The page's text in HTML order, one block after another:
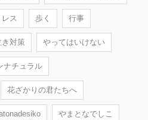
ス 歩く 行事
対策 やってはいけない
ナチュラル
花ざかりの君たちへ
やまとなでしこ